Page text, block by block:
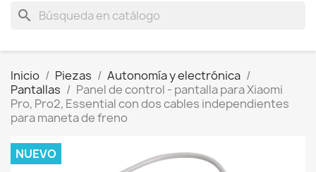
search
Inicio Piezas
Autonomía y electrónica
Pantallas
Panel de control - pantalla para Xiaomi
Pro, Pro2, Essential con dos cables independientes
para maneta de freno
NUEVO